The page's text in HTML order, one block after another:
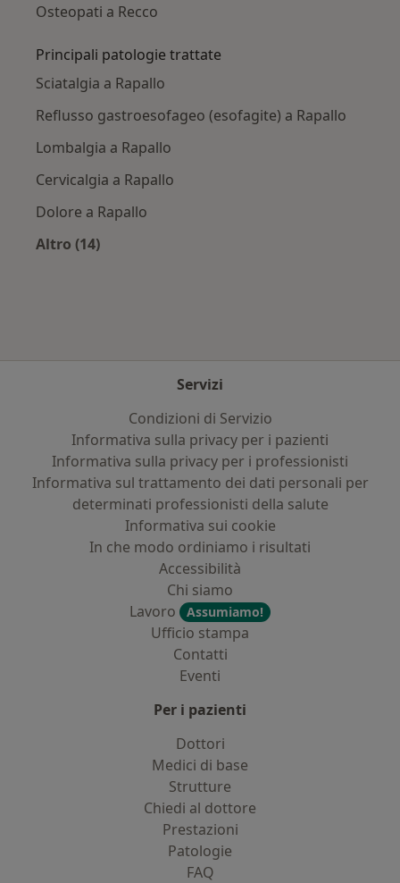
Osteopati a Recco
Principali patologie trattate
Sciatalgia a Rapallo
Reflusso gastroesofageo (esofagite) a Rapallo
Lombalgia a Rapallo
Cervicalgia a Rapallo
Dolore a Rapallo
Altro (14)
Servizi
Condizioni di Servizio
Informativa sulla privacy per i pazienti
Informativa sulla privacy per i professionisti
Informativa sul trattamento dei dati personali per
determinati professionisti della salute
Informativa sui cookie
In che modo ordiniamo i risultati
Accessibilità
Chi siamo
Lavoro
Assumiamo!
Ufficio stampa
Contatti
Eventi
Per i pazienti
Dottori
Medici di base
Strutture
Chiedi al dottore
Prestazioni
Patologie
FAQ